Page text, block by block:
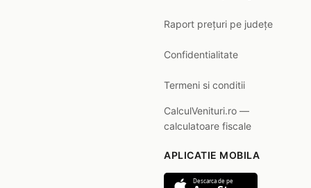
Raport prețuri pe județe
Confidentialitate
Termeni si conditii
CalculVenituri.ro —
calculatoare fiscale
APLICATIE MOBILA
Descarca de pe